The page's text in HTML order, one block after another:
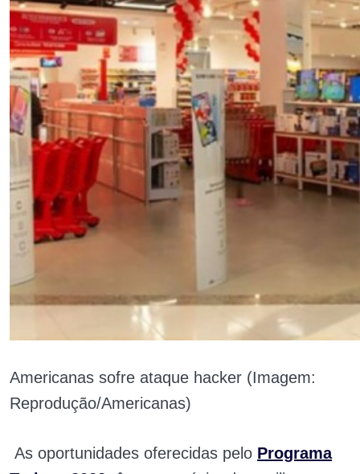
Americanas sofre ataque hacker (Imagem:
Reprodução/Americanas)
As oportunidades oferecidas pelo Programa